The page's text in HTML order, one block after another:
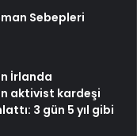
Sebepleri
İrlanda
aktivist kardeşi
3 gün 5 yıl gibi